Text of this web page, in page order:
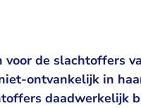
de slachtoffers
ontvankelijk in
daadwerkelijk